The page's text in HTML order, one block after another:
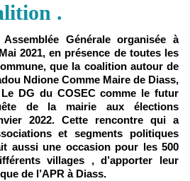
.
Générale organisée à
2021, en présence de toutes les
que la coalition autour de
Ndione Comme Maire de Diass,
DG du COSEC comme le futur
de la mairie aux élections
2022. Cette rencontre qui a
et segments politiques
aussi une occasion pour les 500
villages , d’apporter leur
de l’APR à Diass.